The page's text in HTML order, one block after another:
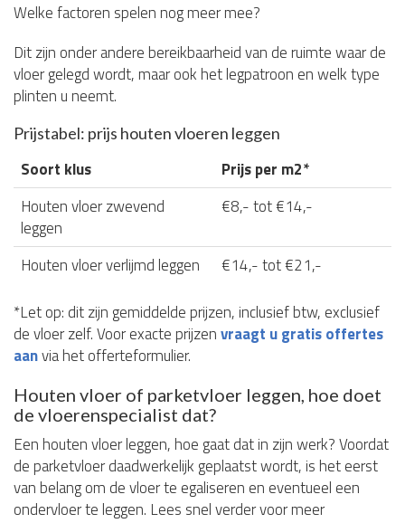
Welke factoren spelen nog meer mee?
Dit zijn onder andere bereikbaarheid van de ruimte waar de
vloer gelegd wordt, maar ook het legpatroon en welk type
plinten u neemt.
Prijstabel: prijs houten vloeren leggen
Soort klus
Prijs per m2*
Houten vloer zwevend
leggen
€8,- tot €14,-
Houten vloer verlijmd leggen
€14,- tot €21,-
*Let op: dit zijn gemiddelde prijzen, inclusief btw, exclusief
de vloer zelf. Voor exacte prijzenvraagt u gratis offertes
aanvia het offerteformulier.
Houten vloer of parketvloer leggen, hoe doet
de vloerenspecialist dat?
Een houten vloer leggen, hoe gaat dat in zijn werk? Voordat
de parketvloer daadwerkelijk geplaatst wordt, is het eerst
van belang om de vloer te egaliseren en eventueel een
ondervloer te leggen. Lees snel verder voor meer